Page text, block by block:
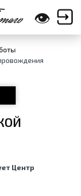
👁
Центр